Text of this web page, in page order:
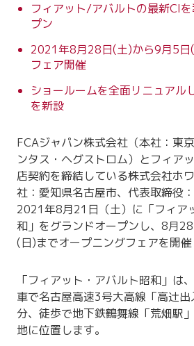
フィアット/アバルトの最新CI
プン
2021年8月28日(土)から9月5日
フェア開催
ショールームを全面リニュアル
を新設
FCAジャパン株式会社（本社：東
ンタス・ヘグストロム）とフィア
店契約を締結している株式会社ホ
社：愛知県名古屋市、代表取締役
2021年8月21日（土）に「フィア
和」をグランドオープンし、8⽉
(日)までオープニングフェアを開催
「フィアット・アバルト昭和」は
車で名古屋高速3号大高線「高辻出
分、徒歩で地下鉄鶴舞線「荒畑駅
地に位置します。